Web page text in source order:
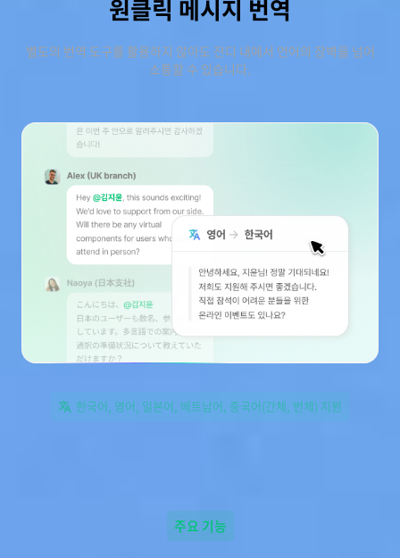
원클릭 메시지 번역
별도의 번역 도구를 활용하지 않아도 잔디 내에서 언어의 장벽을 넘어
소통할 수 있습니다.
한국어, 영어, 일본어, 베트남어, 중국어(간체, 번체) 지원
주요 기능